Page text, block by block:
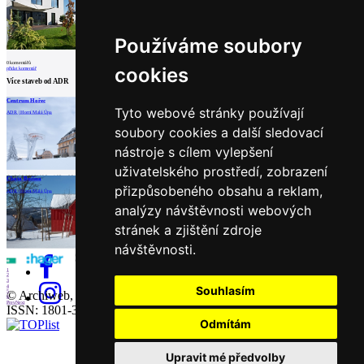
Používáme soubory
cookies
Tyto webové stránky používají
soubory cookies a další sledovací
nástroje s cílem vylepšení
uživatelského prostředí, zobrazení
přizpůsobeného obsahu a reklam,
analýzy návštěvnosti webových
stránek a zjištění zdroje
návštěvnosti.
Souhlasím
Odmítám
Upravit mé předvolby
0komentářů
přidat komentář
Více staveb odADR
Centrum Hořec
ADR | Horní Malá Úpa ADR | Horní Malá Úpa ADR | Horní Malá Úpa
Chata Bučina
ADR | Horní Malá Úpa
načíst další
Partneři
1
2
3
4
5
6
PrevNext
architektů
Katalog
dodavatelů
Vložit
do
burzy
práce
Newsletter
Přihlaste se k odběru našeho pravidelného
týdenního newsletteru:
Fill in „nospam“
© Archiweb, s.r.o. 1997-2026
ISSN: 1801-3902